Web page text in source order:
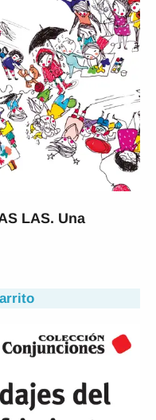
LAS. Una